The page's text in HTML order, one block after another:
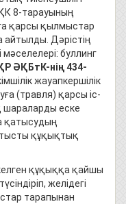
8-тарауының
қарсы қылмыстар
айтылды. Дәрістің
мәселелері: буллинг
ҚР ӘҚБтК-нің 434-
жауапкершілік
(травля) қарсы іс-
шараларды еске
қатысудың
құқықтық
құқыққа қайшы
желідегі
тарапынан